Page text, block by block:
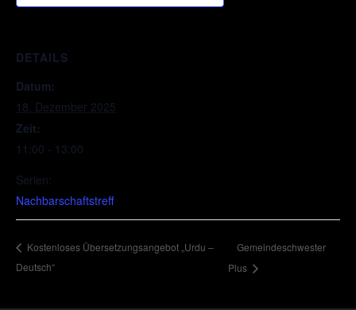
DETAILS
Datum:
18. Dezember 2025
Zeit:
11:00 - 13:00
Serien:
Nachbarschaftstreff
Kostenloses Übersetzungsangebot „Urdu –
Deutsch“
Gemeindeschwester
Plus